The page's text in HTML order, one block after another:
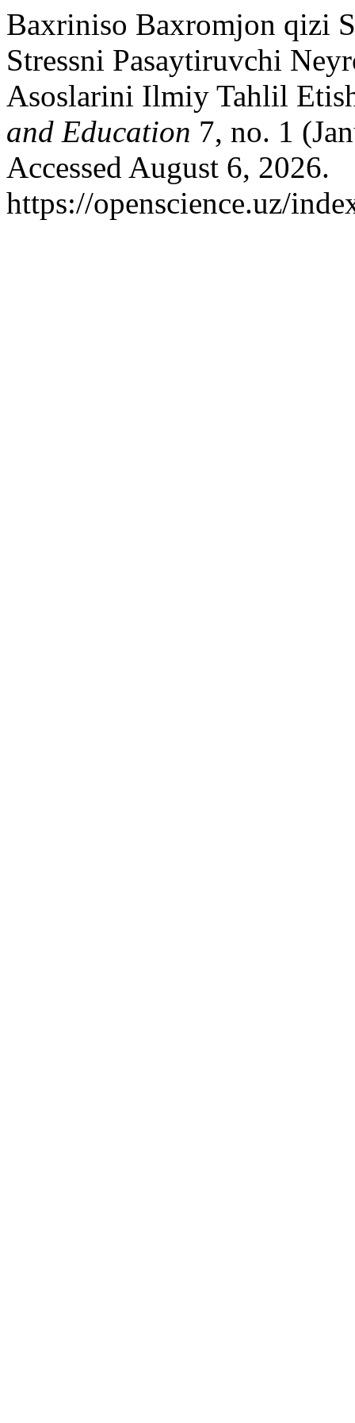
Baxriniso Baxromjon qizi
Stressni Pasaytiruvchi
Asoslarini Ilmiy Tahlil
and Education 7, no. 1
Accessed August 6, 2026.
https://openscience.uz/